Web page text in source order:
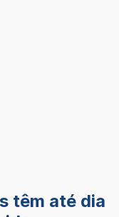
têm até dia